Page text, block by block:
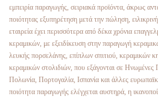
εμπειρία παραγωγής, σειριακά προϊόντα, άκρως
ποιότητας εξυπηρέτηση μετά την πώληση,
εταιρεία έχει περισσότερα από δέκα χρόνια
κεραμικών, με εξειδίκευση στην παραγωγή
λευκής πορσελάνης, επίπλων σπιτιού, κεραμικών
κεραμικών στολιδιών, που εξάγονται σε Ηνωμένες
Πολωνία, Πορτογαλία, Ισπανία και άλλες
ποιότητα παραγωγής ελέγχεται αυστηρά, η